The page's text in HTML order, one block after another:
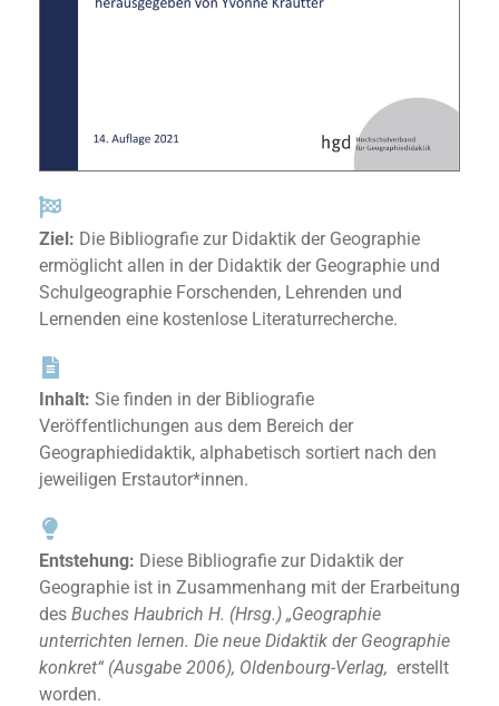
Ziel: Die Bibliografie zur Didaktik der Geographie
ermöglicht allen in der Didaktik der Geographie und
Schulgeographie Forschenden, Lehrenden und
Lernen­den eine kostenlose Literaturrecherche.
Inhalt: Sie finden in der Bibliografie
Veröffentlichungen aus dem Bereich der
Geographiedidaktik, alphabetisch sortiert nach den
jeweiligen Erstautor*innen.
Entstehung: Diese Bibliografie zur Didaktik der
Geographie ist in Zusammenhang mit der Erarbeitung
des Buches Haubrich H. (Hrsg.) „Geographie
unterrichten lernen. Die neue Didaktik der Geographie
konkret“ (Ausgabe 2006), Oldenbourg-Verlag, erstellt
worden.